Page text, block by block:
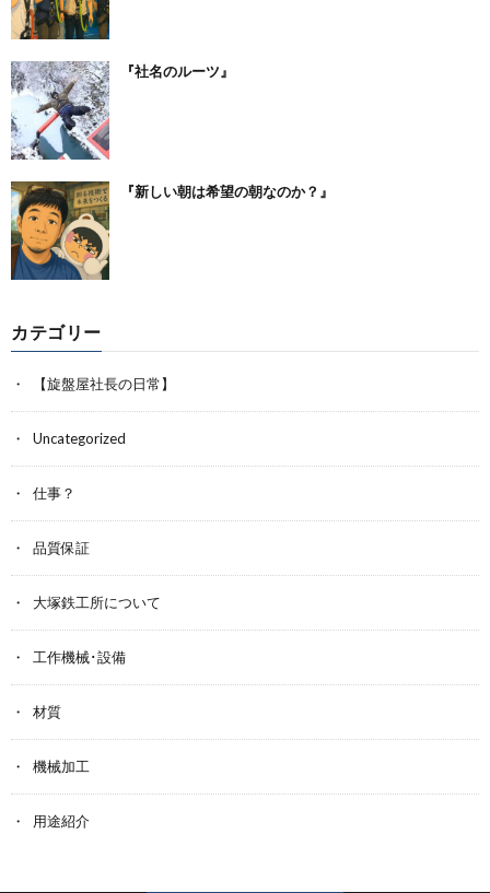
『社名のルーツ』
『新しい朝は希望の朝なのか？』
カテゴリー
【旋盤屋社長の日常】
Uncategorized
仕事？
品質保証
大塚鉄工所について
工作機械･設備
材質
機械加工
用途紹介